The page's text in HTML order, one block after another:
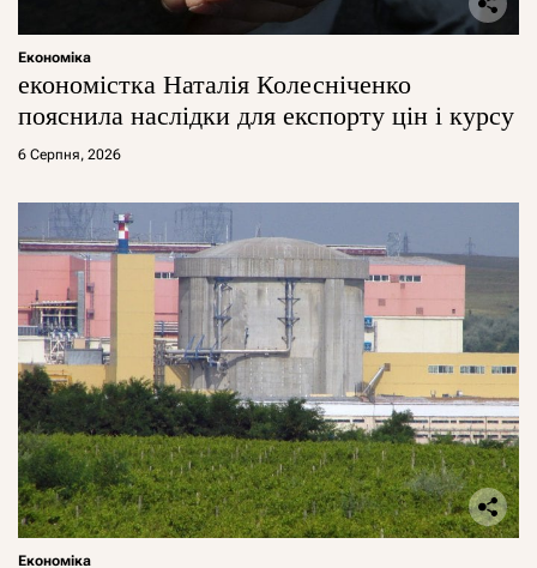
Економіка
економістка Наталія Колесніченко
пояснила наслідки для експорту цін і курсу
6 Серпня, 2026
Економіка